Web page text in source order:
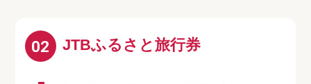
02 JTBふるさと旅行券